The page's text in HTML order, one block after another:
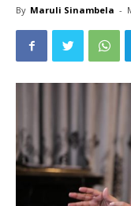
By Maruli Sinambela -